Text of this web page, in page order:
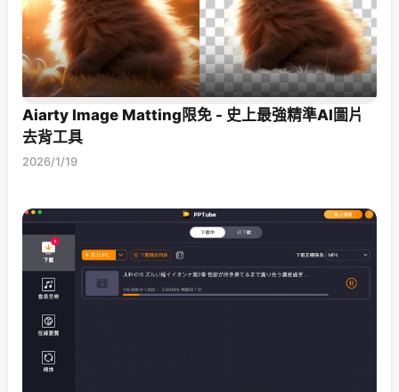
Aiarty Image Matting限免 - 史上最強精準AI圖片
去背工具
2026/1/19